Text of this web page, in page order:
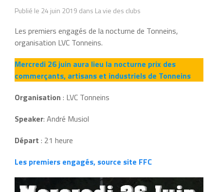
Publié le 24 juin 2019 dans La vie des clubs
Les premiers engagés de la nocturne de Tonneins,
organisation LVC Tonneins.
Mercredi 26 juin aura lieu la nocturne prix des
commerçants, artisans et industriels de Tonneins
Organisation : LVC Tonneins
Speaker: André Musiol
Départ : 21 heure
Les premiers engagés, source site FFC